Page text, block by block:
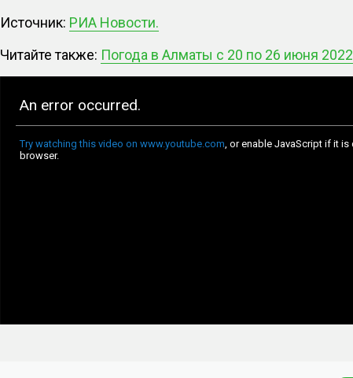
Источник: РИА Новости.
Читайте также: Погода в Алматы с 20 по 26 июня 2022